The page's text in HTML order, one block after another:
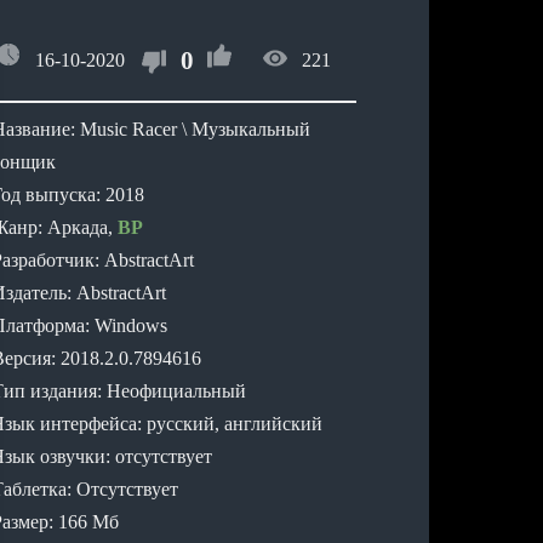
16-10-2020 0 221
Music Racer \ Музыкальный
выпуска: 2018
Аркада, ВР
AbstractArt
AbstractArt
Windows
2018.2.0.7894616
издания: Неофициальный
интерфейса: русский, английский
озвучки: отсутствует
Отсутствует
166 Мб